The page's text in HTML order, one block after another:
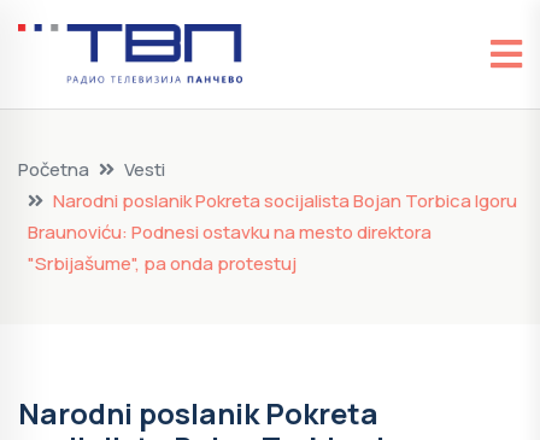
Početna
Vesti
Narodni poslanik Pokreta socijalista Bojan Torbica Igoru
Braunoviću: Podnesi ostavku na mesto direktora
"Srbijašume", pa onda protestuj
Narodni poslanik Pokreta